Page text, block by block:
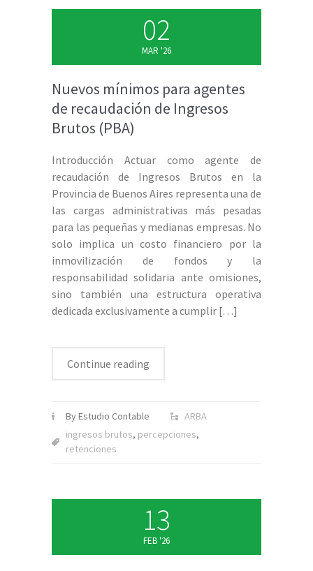
02
MAR '26
Nuevos mínimos para agentes
de recaudación de Ingresos
Brutos (PBA)
Introducción Actuar como agente de
recaudación de Ingresos Brutos en la
Provincia de Buenos Aires representa una de
las cargas administrativas más pesadas
para las pequeñas y medianas empresas. No
solo implica un costo financiero por la
inmovilización de fondos y la
responsabilidad solidaria ante omisiones,
sino también una estructura operativa
dedicada exclusivamente a cumplir […]
Continue reading
By Estudio Contable
ARBA
ingresos brutos, percepciones,
retenciones
13
FEB '26